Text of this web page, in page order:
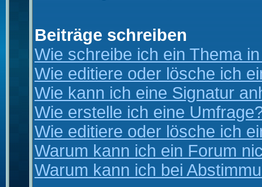
Beiträge schreiben
Wie schreibe ich ein Thema
Wie editiere oder lösche ich
Wie kann ich eine Signatur
Wie erstelle ich eine
Wie editiere oder lösche ich
Warum kann ich ein Forum
Warum kann ich bei